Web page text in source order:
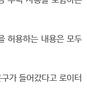
허용하는 내용은 모두
가 들어갔다고 로이터